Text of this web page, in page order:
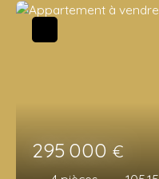
295 000 €